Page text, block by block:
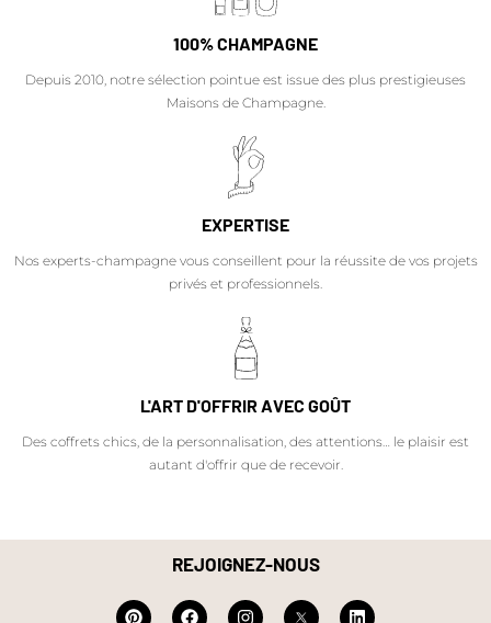
100% CHAMPAGNE
Depuis 2010, notre sélection pointue est issue des plus prestigieuses
Maisons de Champagne.
EXPERTISE
Nos experts-champagne vous conseillent pour la réussite de vos projets
privés et professionnels.
L'ART D'OFFRIR AVEC GOÛT
Des coffrets chics, de la personnalisation, des attentions… le plaisir est
autant d'offrir que de recevoir.
REJOIGNEZ-NOUS